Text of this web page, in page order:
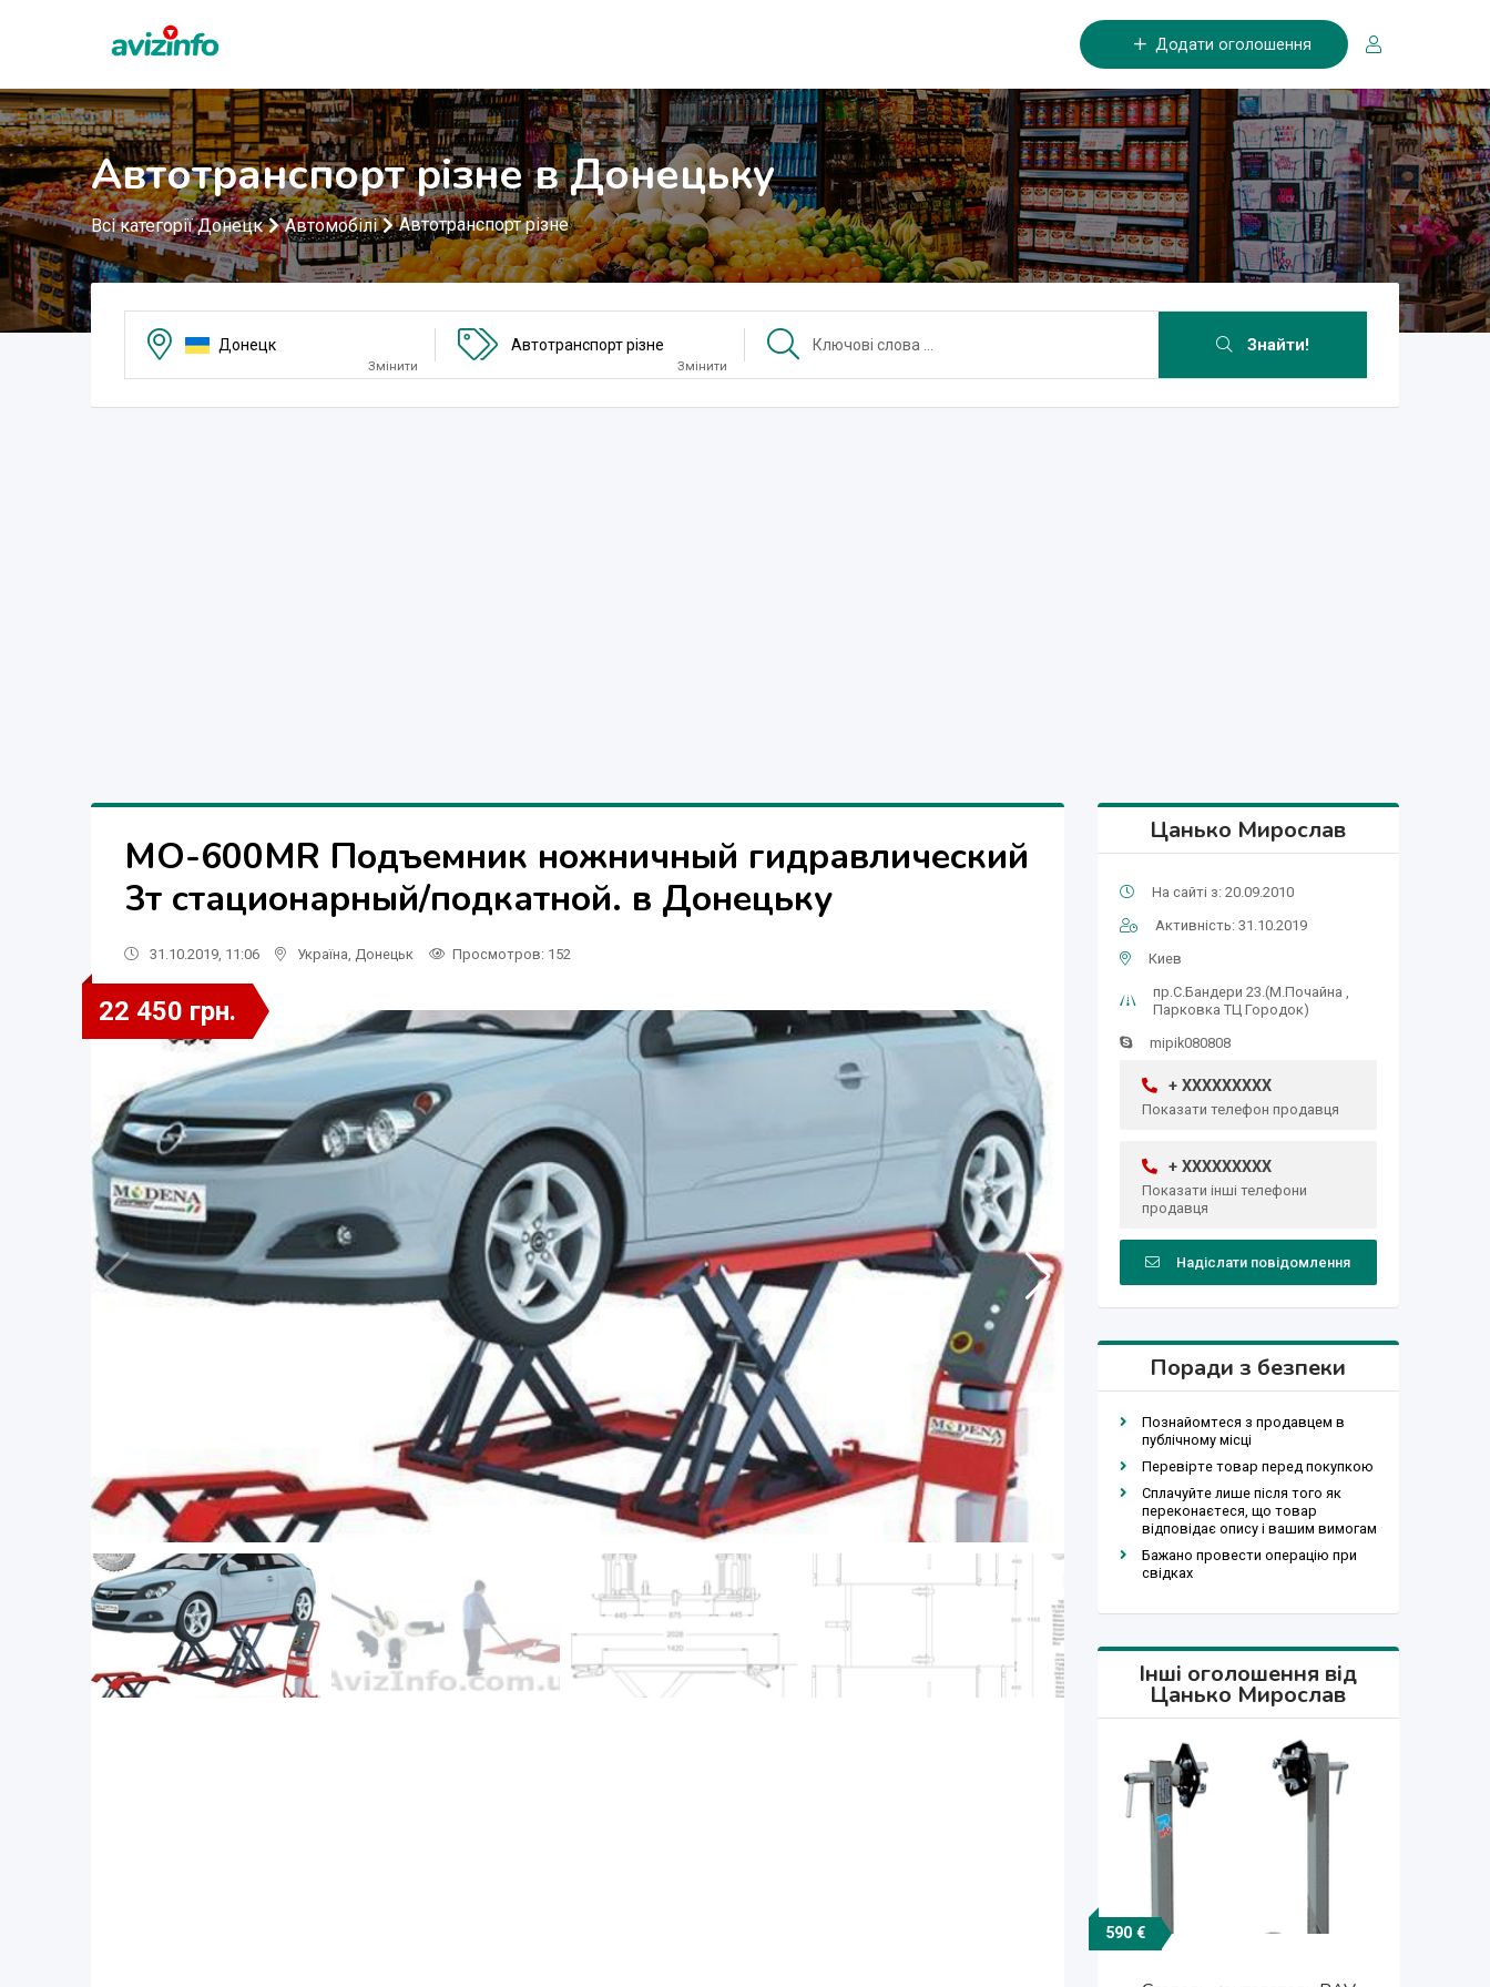
Додати оголошення
Автотранспорт різне в Донецьку
Всі категорії Донецк Автомобілі Автотранспорт різне
Донецк
Змінити
Автотранспорт різне
Змінити
Знайти!
MO-600MR Подъемник ножничный гидравлический
3т стационарный/подкатной. в Донецьку
31.10.2019, 11:06 Україна Донецьк Просмотров: 152
22 450 грн.
Цанько Мирослав
На сайті з: 20.09.2010
Активність: 31.10.2019
Киев
пр.C.Бандери 23.(М.Почайна ,
Парковка ТЦ Городок)
mipik080808
+ XXXXXXXXX
Показати телефон продавця
+ XXXXXXXXX
Показати інші телефони
продавця
Надіслати повідомлення
Поради з безпеки
Познайомтеся з продавцем в
публічному місці
Перевірте товар перед покупкою
Сплачуйте лише після того як
переконаєтеся, що товар
відповідає опису і вашим вимогам
Бажано провести операцію при
свідках
Інші оголошення від
Цанько Мирослав
15 000 $
590 € 15 000 $